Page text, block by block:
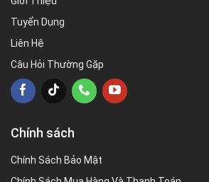
Tuyển Dụng
Liên Hệ
Câu Hỏi Thường Gặp
Chính sách
Chính Sách Bảo Mật